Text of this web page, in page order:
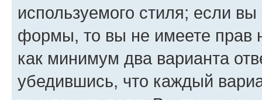
используемого стиля; если
формы, то вы не имеете прав
как минимум два варианта
убедившись, что каждый